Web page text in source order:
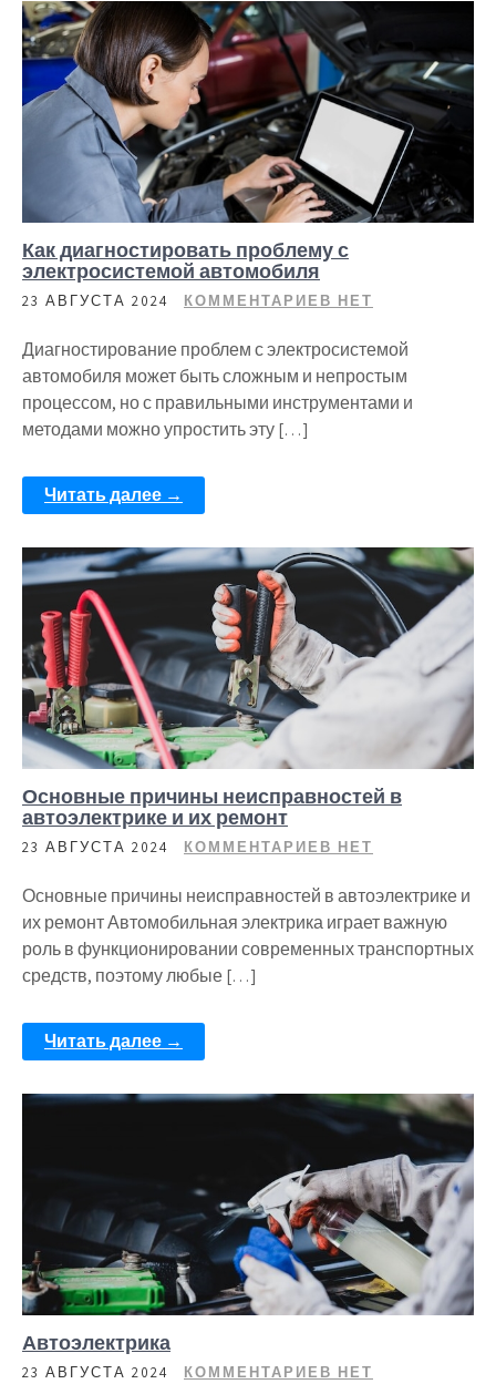
Как диагностировать проблему с
электросистемой автомобиля
23 АВГУСТА 2024 КОММЕНТАРИЕВ НЕТ
Диагностирование проблем с электросистемой
автомобиля может быть сложным и непростым
процессом, но с правильными инструментами и
методами можно упростить эту […]
Читать далее →
Основные причины неисправностей в
автоэлектрике и их ремонт
23 АВГУСТА 2024 КОММЕНТАРИЕВ НЕТ
Основные причины неисправностей в автоэлектрике и
их ремонт Автомобильная электрика играет важную
роль в функционировании современных транспортных
средств, поэтому любые […]
Читать далее →
Автоэлектрика
23 АВГУСТА 2024 КОММЕНТАРИЕВ НЕТ